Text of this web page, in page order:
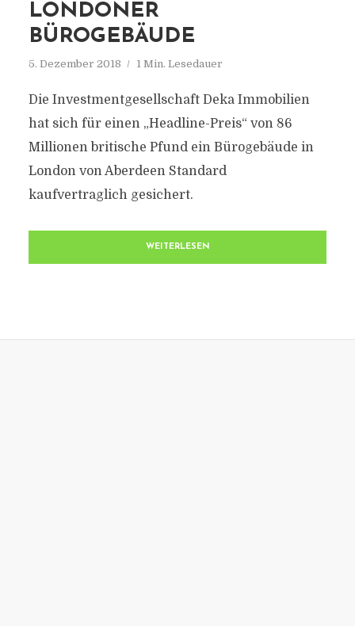
LONDONER
BÜROGEBÄUDE
5. Dezember 2018 1 Min. Lesedauer
Die Investmentgesellschaft Deka Immobilien
hat sich für einen „Headline-Preis“ von 86
Millionen britische Pfund ein Bürogebäude in
London von Aberdeen Standard
kaufvertraglich gesichert.
WEITERLESEN